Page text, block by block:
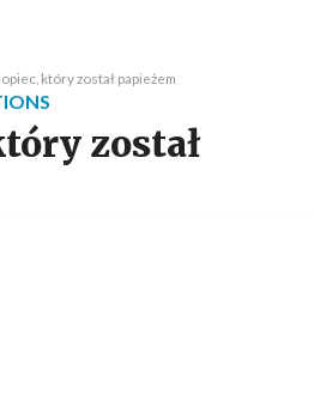
który został papieżem
został